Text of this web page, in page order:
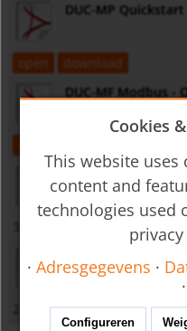
DUC-MP
open
download
DUC-MF Modbus -
DUC-MF2
DUC-MF1
272 KB
Cookies
This website
content and
technologies used
· Adresgegevens ·
·
Configureren